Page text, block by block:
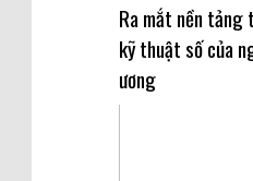
Ra mắt nền tảng
kỹ thuật số của
ương